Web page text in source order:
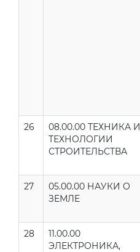
26
08.00.00 ТЕХНИКА И
ТЕХНОЛОГИИ
СТРОИТЕЛЬСТВА
27
05.00.00 НАУКИ О
ЗЕМЛЕ
28
11.00.00
ЭЛЕКТРОНИКА,